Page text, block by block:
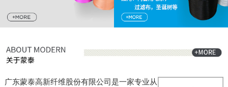
广东蒙泰高新纤维股份有限公司是一家专业从